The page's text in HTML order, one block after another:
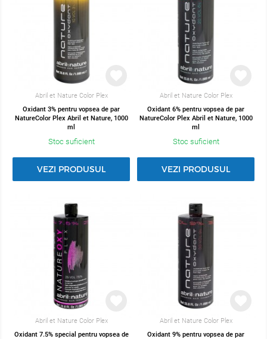
Abril et Nature Color Plex
Oxidant 3% pentru vopsea de par
NatureColor Plex Abril et Nature, 1000
ml
Stoc suficient
VEZI PRODUSUL
Abril et Nature Color Plex
Oxidant 6% pentru vopsea de par
NatureColor Plex Abril et Nature, 1000
ml
Stoc suficient
VEZI PRODUSUL
Abril et Nature Color Plex
Oxidant 7.5% special pentru vopsea de
Abril et Nature Color Plex
Oxidant 9% pentru vopsea de par